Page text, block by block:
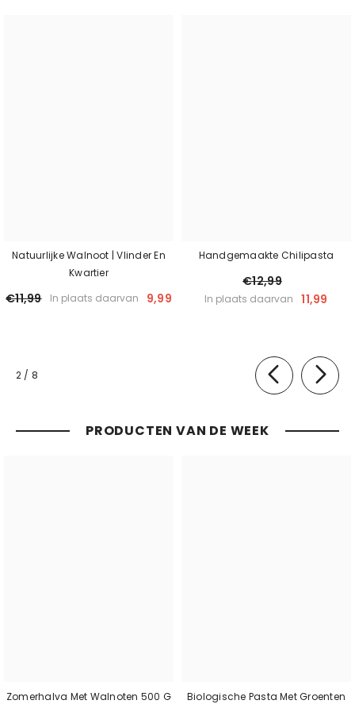
Natuurlijke Walnoot | Vlinder En
Kwartier
€11,99 In plaats daarvan 9,99
Handgemaakte Chilipasta
€12,99
In plaats daarvan 11,99
2 / van
8
PRODUCTEN VAN DE WEEK
Zomerhalva Met Walnoten 500 G
Biologische Pasta Met Groenten